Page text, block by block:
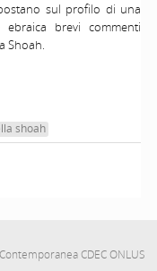
sul profilo di una
ebraica brevi commenti
Shoah.
shoah
CDEC ONLUS